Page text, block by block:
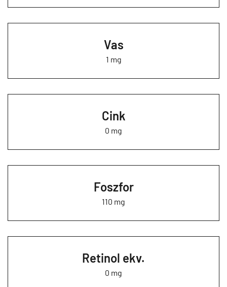
Vas
1 mg
Cink
0 mg
Foszfor
110 mg
Retinol ekv.
0 mg